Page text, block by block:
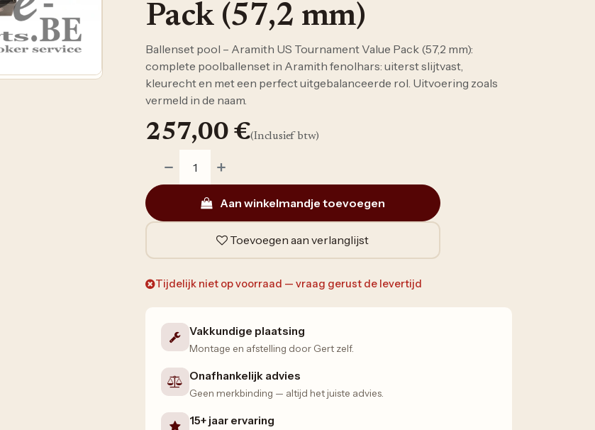
Pack (57,2 mm)
Ballenset pool – Aramith US Tournament Value Pack (57,2 mm):
complete poolballenset in Aramith fenolhars: uiterst slijtvast,
kleurecht en met een perfect uitgebalanceerde rol. Uitvoering zoals
vermeld in de naam.
Aan winkelmandje toevoegen
Toevoegen aan verlanglijst
257,00 €(Inclusief btw)
Tijdelijk niet op voorraad — vraag gerust de levertijd
Vakkundige plaatsing
Montage en afstelling door Gert zelf.
Onafhankelijk advies
Geen merkbinding — altijd het juiste advies.
15+ jaar ervaring